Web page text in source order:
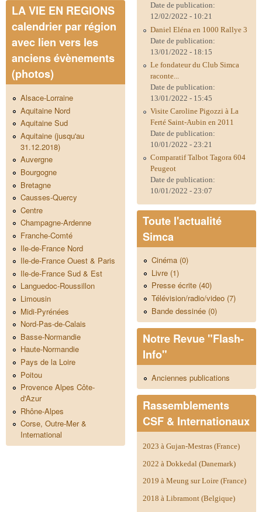
LA VIE EN REGIONS
calendrier par région
avec lien vers les
anciens évènements
(photos)
Alsace-Lorraine
Aquitaine Nord
Aquitaine Sud
Aquitaine (jusqu'au
31.12.2018)
Auvergne
Bourgogne
Bretagne
Causses-Quercy
Centre
Champagne-Ardenne
Franche-Comté
Ile-de-France Nord
Ile-de-France Ouest & Paris
Ile-de-France Sud & Est
Languedoc-Roussillon
Limousin
Midi-Pyrénées
Nord-Pas-de-Calais
Basse-Normandie
Haute-Normandie
Pays de la Loire
Poitou
Provence Alpes Côte-
d'Azur
Rhône-Alpes
Corse, Outre-Mer &
International
Date de publication:
12/02/2022 - 10:21
Daniel Eléna en 1000 Rallye 3
Date de publication:
13/01/2022 - 18:15
Le fondateur du Club Simca
raconte...
Date de publication:
13/01/2022 - 15:45
Visite Caroline Pigozzi à La
Ferté Saint-Aubin en 2011
Date de publication:
10/01/2022 - 23:21
Comparatif Talbot Tagora 604
Peugeot
Date de publication:
10/01/2022 - 23:07
Toute l'actualité
Simca
Cinéma (0)
Livre (1)
Presse écrite (40)
Télévision/radio/video (7)
Bande dessinée (0)
Notre Revue "Flash-
Info"
Anciennes publications
Rassemblements
CSF & Internationaux
2023 à Gujan-Mestras (France)
2022 à Dokkedal (Danemark)
2019 à Meung sur Loire (France)
2018 à Libramont (Belgique)